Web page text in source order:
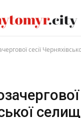
селищної ради, що відбулася 19 червня, правоохоронці оголосили про